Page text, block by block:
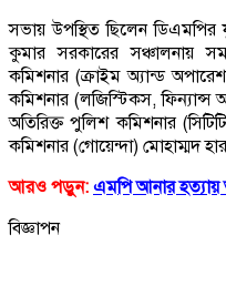
সভায় উপস্থিত ছিলেন ডিএমপির
কুমার সরকারের সঞ্চালনায়
কমিশনার (ক্রাইম অ্যান্ড
কমিশনার (লজিস্টিকস, ফিন্যান্স
অতিরিক্ত পুলিশ কমিশনার
কমিশনার (গোয়েন্দা) মোহাম্মদ
আরও পড়ুন: এমপি আনার হত্যায়
বিজ্ঞাপন